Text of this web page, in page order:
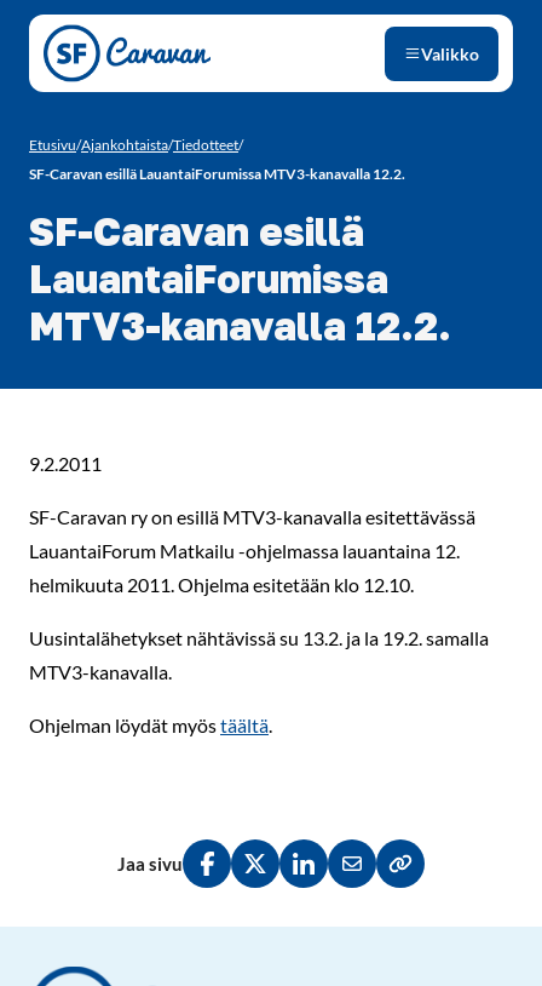
Siirry sivun sisältöön
Valikko
Etusivu/Ajankohtaista/Tiedotteet/
SF-Caravan esillä LauantaiForumissa MTV3-kanavalla 12.2.
SF-Caravan esillä
LauantaiForumissa
MTV3-kanavalla 12.2.
9.2.2011
SF-Caravan ry on esillä MTV3-kanavalla esitettävässä
LauantaiForum Matkailu -ohjelmassa lauantaina 12.
helmikuuta 2011. Ohjelma esitetään klo 12.10.
Uusintalähetykset nähtävissä su 13.2. ja la 19.2. samalla
MTV3-kanavalla.
Ohjelman löydät myöstäältä.
Jaa sivu
Jaa Facebookissa
Jaa Twitterissä
Jaa LinkedInissä
Jaa sähköpostitse
Kopioi linkki